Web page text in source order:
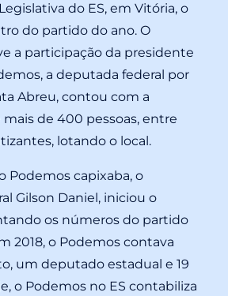
do ES, em Vitória, o
do partido do ano. O
a participação da presidente
a deputada federal por
Abreu, contou com a
de 400 pessoas, entre
lotando o local.
Podemos capixaba, o
Gilson Daniel, iniciou o
os números do partido
2018, o Podemos contava
um deputado estadual e 19
o Podemos no ES contabiliza